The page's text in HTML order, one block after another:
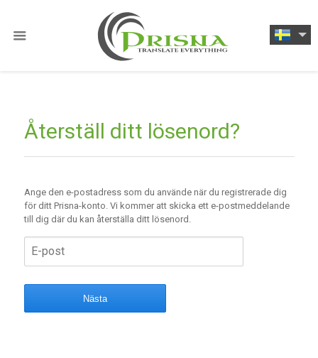
Återställ ditt lösenord?
Ange den e-postadress som du använde när du registrerade dig
för ditt Prisna-konto. Vi kommer att skicka ett e-postmeddelande
till dig där du kan återställa ditt lösenord.
Nästa